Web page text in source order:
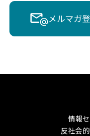
メルマガ
情報
反社会